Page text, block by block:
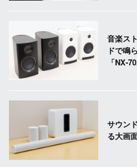
音楽ス
ドで鳴
「NX-
サウン
る大画